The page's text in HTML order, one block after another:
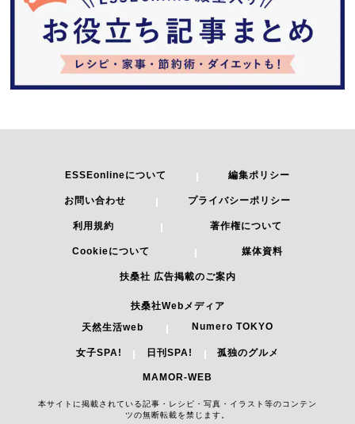
ESSEonlineについて 編集ポリシー
お問い合わせ プライバシーポリシー
利用規約 著作権について
Cookieについて 媒体資料
扶桑社 広告掲載のご案内
扶桑社Webメディア
天然生活web
Numero TOKYO
女子SPA! 日刊SPA! 孤独のグルメ
MAMOR-WEB
本サイトに掲載されている記事・レシピ・写真・イラスト等のコンテン
ツの無断転載を禁じます。